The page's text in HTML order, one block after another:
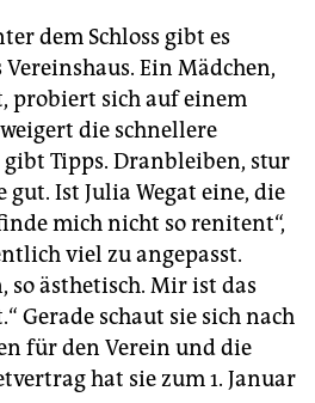
dem Schloss gibt es
Vereinshaus. Ein Mädchen,
probiert sich auf einem
die schnellere
gibt Tipps. Dranbleiben, stur
gut. Ist Julia Wegat eine, die
mich nicht so renitent“,
viel zu angepasst.
so ästhetisch. Mir ist das
Gerade schaut sie sich nach
für den Verein und die
hat sie zum 1. Januar